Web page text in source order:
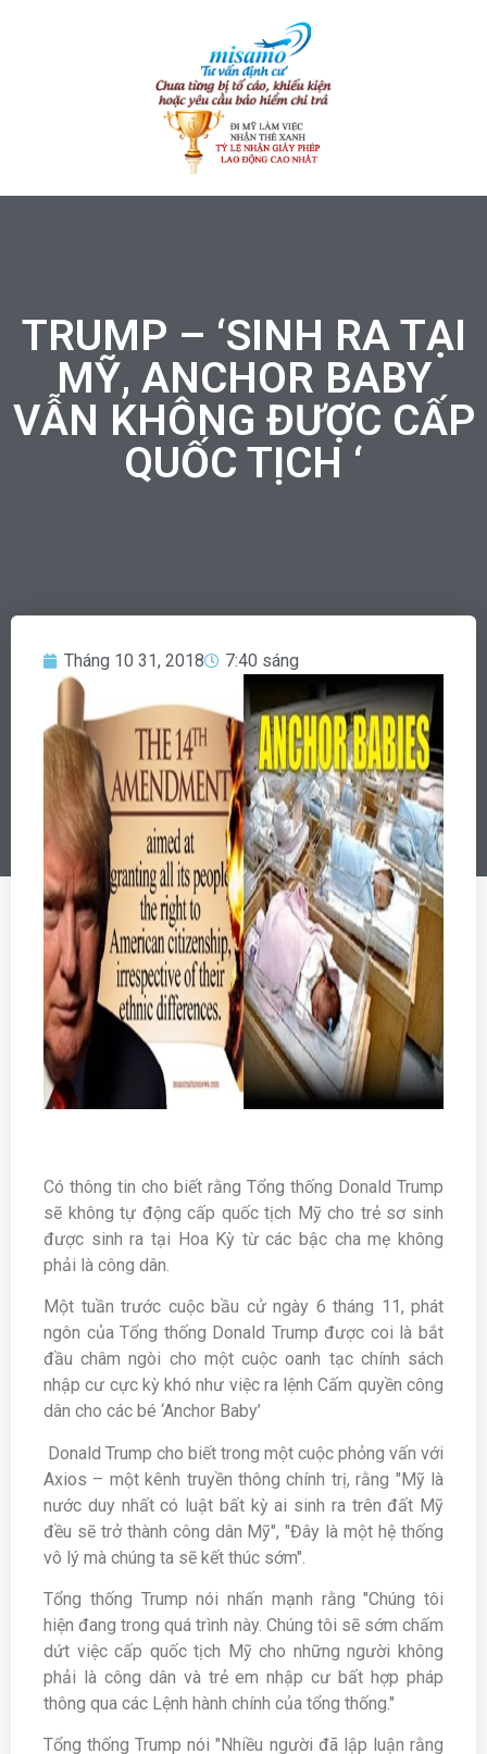
TRUMP – ‘SINH RA TẠI
MỸ, ANCHOR BABY
VẪN KHÔNG ĐƯỢC CẤP
QUỐC TỊCH ‘
Tháng 10 31, 2018 7:40 sáng
Có thông tin cho biết rằng Tổng thống Donald Trump
sẽ không tự động cấp quốc tịch Mỹ cho trẻ sơ sinh
được sinh ra tại Hoa Kỳ từ các bậc cha mẹ không
phải là công dân.
Một tuần trước cuộc bầu cử ngày 6 tháng 11, phát
ngôn của Tổng thống Donald Trump được coi là bắt
đầu châm ngòi cho một cuộc oanh tạc chính sách
nhập cư cực kỳ khó như việc ra lệnh Cấm quyền công
dân cho các bé ‘Anchor Baby’
Donald Trump cho biết trong một cuộc phỏng vấn với
Axios – một kênh truyền thông chính trị, rằng "Mỹ là
nước duy nhất có luật bất kỳ ai sinh ra trên đất Mỹ
đều sẽ trở thành công dân Mỹ", "Đây là một hệ thống
vô lý mà chúng ta sẽ kết thúc sớm".
Tổng thống Trump nói nhấn mạnh rằng "Chúng tôi
hiện đang trong quá trình này. Chúng tôi sẽ sớm chấm
dứt việc cấp quốc tịch Mỹ cho những người không
phải là công dân và trẻ em nhập cư bất hợp pháp
thông qua các Lệnh hành chính của tổng thống."
Tổng thống Trump nói "Nhiều người đã lập luận rằng